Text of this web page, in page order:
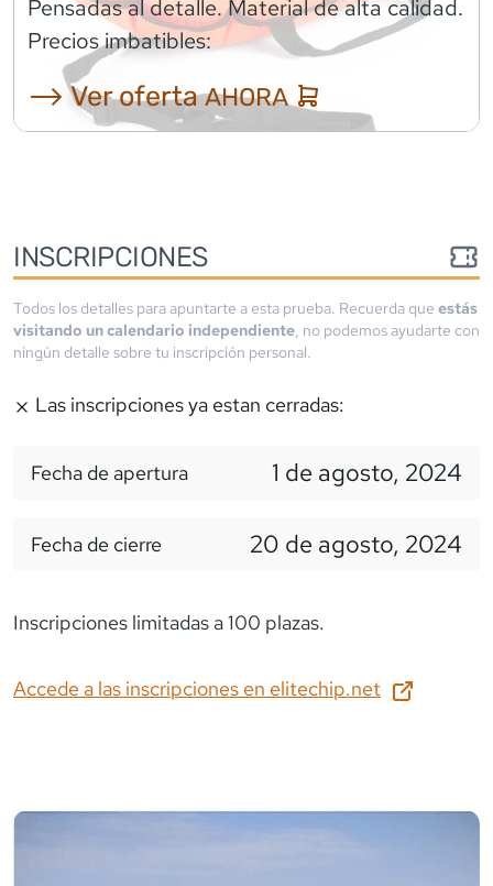
Pensadas al detalle. Material de alta calidad.
Precios imbatibles:
⟶ Ver ofertaAHORA
INSCRIPCIONES
Todos los detalles para apuntarte a esta prueba. Recuerda que estás
visitando un calendario independiente, no podemos ayudarte con
ningún detalle sobre tu inscripción personal.
Las inscripciones ya estan cerradas:
Fecha de apertura 1 de agosto, 2024
Fecha de cierre 20 de agosto, 2024
Inscripciones limitadas a 100 plazas.
Accede a las inscripciones en elitechip.net